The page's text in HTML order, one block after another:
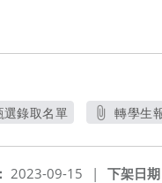
選錄取名單
轉學生
下架日期
2023-09-15 |